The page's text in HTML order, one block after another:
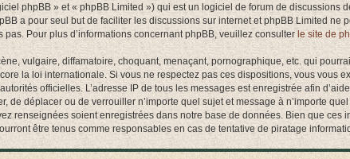
phpBB » et « phpBB Limited ») qui est un logiciel de forum de discussions
a pour seul but de faciliter les discussions sur internet et phpBB Limited ne
Pour plus d’informations concernant phpBB, veuillez consulter le site de
vulgaire, diffamatoire, choquant, menaçant, pornographique, etc. qui
la loi internationale. Si vous ne respectez pas ces dispositions, vous vous
officielles. L’adresse IP de tous les messages est enregistrée afin
de déplacer ou de verrouiller n’importe quel sujet et message à n’importe
renseignées soient enregistrées dans notre base de données. Bien que
être tenus comme responsables en cas de tentative de piratage